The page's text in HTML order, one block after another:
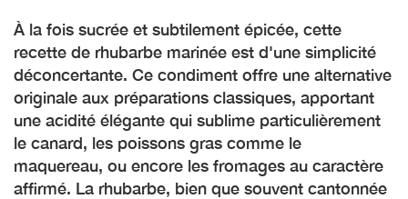
À la fois sucrée et subtilement épicée, cette
recette de rhubarbe marinée est d'une simplicité
déconcertante. Ce condiment offre une alternative
originale aux préparations classiques, apportant
une acidité élégante qui sublime particulièrement
le canard, les poissons gras comme le
maquereau, ou encore les fromages au caractère
affirmé. La rhubarbe, bien que souvent cantonnée